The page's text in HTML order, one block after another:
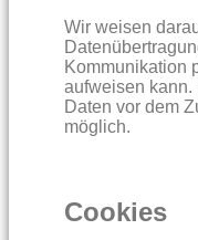
Wir weisen
Kommunikation
aufweisen
Daten vor dem
möglich.
Cookies